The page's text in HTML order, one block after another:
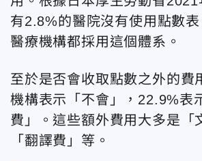
有2.8%的醫院沒有使用點數
醫療機構都採用這個體系。
至於是否會收取點數之外的費
機構表示「不會」，22.9%表
費」。這些額外費用大多是「
「翻譯費」等。